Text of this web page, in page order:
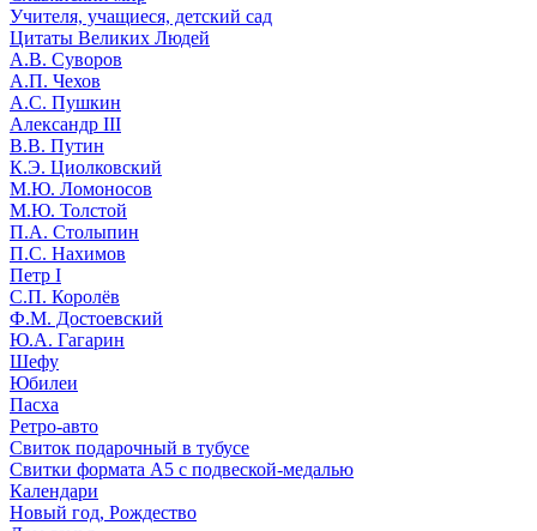
Учителя, учащиеся, детский сад
Цитаты Великих Людей
А.В. Суворов
А.П. Чехов
А.С. Пушкин
Александр III
В.В. Путин
К.Э. Циолковский
М.Ю. Ломоносов
М.Ю. Толстой
П.А. Столыпин
П.С. Нахимов
Петр I
С.П. Королёв
Ф.М. Достоевский
Ю.А. Гагарин
Шефу
Юбилеи
Пасха
Ретро-авто
Свиток подарочный в тубусе
Свитки формата А5 с подвеской-медалью
Календари
Новый год, Рождество